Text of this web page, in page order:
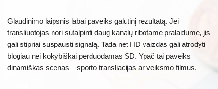
Glaudinimo laipsnis labai paveiks galutinį rezultatą. Jei
transliuotojas nori sutalpinti daug kanalų ribotame pralaidume, jis
gali stipriai suspausti signalą. Tada net HD vaizdas gali atrodyti
blogiau nei kokybiškai perduodamas SD. Ypač tai paveiks
dinamiškas scenas – sporto transliacijas ar veiksmo filmus.